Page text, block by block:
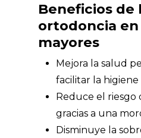
Beneficios de
ortodoncia
mayores
Mejora la salud
facilitar la higiene
Reduce el riesgo
gracias a una
Disminuye la